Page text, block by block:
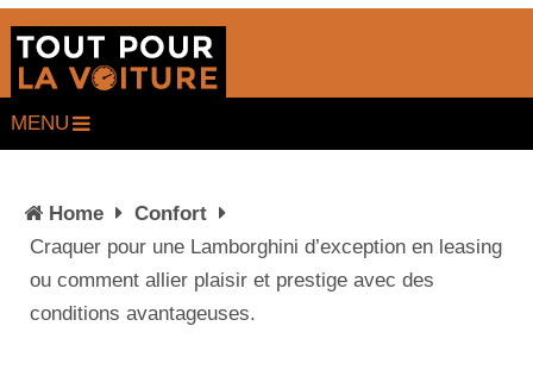
MENU
Home
Confort
Craquer pour une Lamborghini d’exception en leasing
ou comment allier plaisir et prestige avec des
conditions avantageuses.